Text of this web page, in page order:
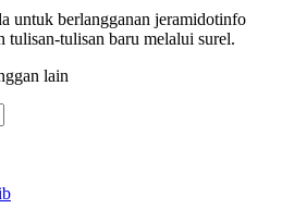
untuk berlangganan jeramidotinfo
tulisan-tulisan baru melalui surel.
lain